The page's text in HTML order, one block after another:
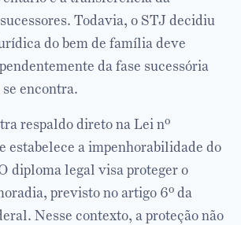
Todavia, o STJ decidiu
do bem de família deve
da fase sucessória
encontra.
respaldo direto na Lei nº
estabelece a impenhorabilidade do
diploma legal visa proteger o
previsto no artigo 6º da
Nesse contexto, a proteção não